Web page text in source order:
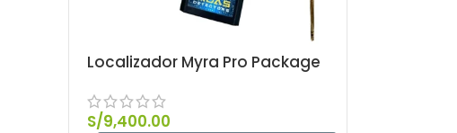
Localizador Myra Pro Package
S/9,400.00